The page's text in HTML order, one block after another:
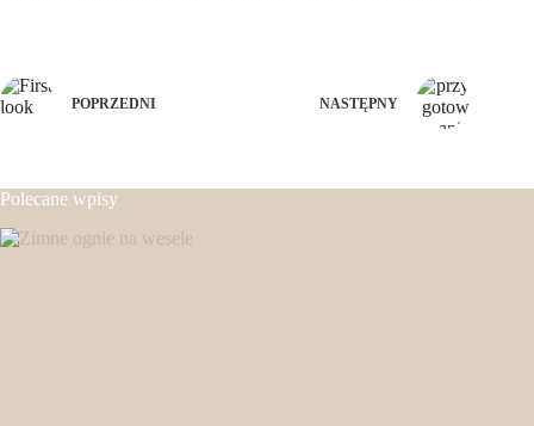
POPRZEDNI NASTĘPNY
Polecane wpisy